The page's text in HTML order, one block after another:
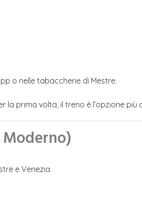
o nelle tabaccherie di Mestre.
prima volta, il treno è l’opzione più
e Venezia.